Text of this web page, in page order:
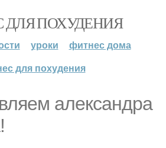
ДЛЯ ПОХУДЕНИЯ
уроки
фитнес дома
для похудения
александра